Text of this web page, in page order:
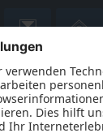
 
 